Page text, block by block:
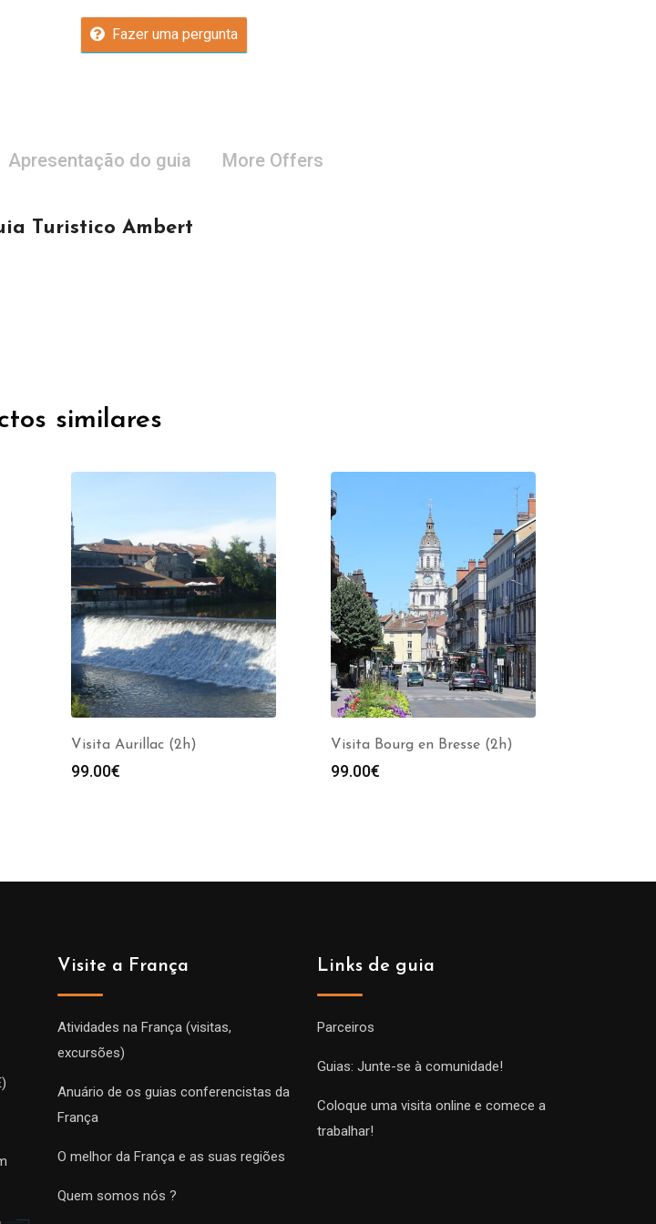
Fazer uma pergunta
Apresentação do guia More Offers
Turistico Ambert
similares
Visita Aurillac (2h)
99.00€
Visita Bourg en Bresse (2h)
99.00€
Visite a França
Atividades na França (visitas,
excursões)
Anuário de os guias conferencistas da
França
O melhor da França e as suas regiões
Quem somos nós ?
Links de guia
Parceiros
Guias: Junte-se à comunidade!
Coloque uma visita online e comece a
trabalhar!